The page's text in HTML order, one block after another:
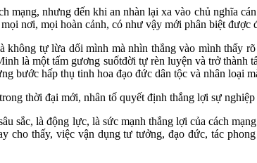
nhưng đến khi an nhàn lại xa vào chủ nghĩa
nơi, mọi hoàn cảnh, có như vậy mới phân biệt được
tự lừa dối mình mà nhìn thẳng vào mình thấy
là một tấm gương suốtđời tự rèn luyện và trở
bước hấp thụ tinh hoa đạo đức dân tộc và nhân loại
thời đại mới, nhân tố quyết định thắng lợi sự
là động lực, là sức mạnh thắng lợi của cách
thấy, việc vận dụng tư tưởng, đạo đức, tác